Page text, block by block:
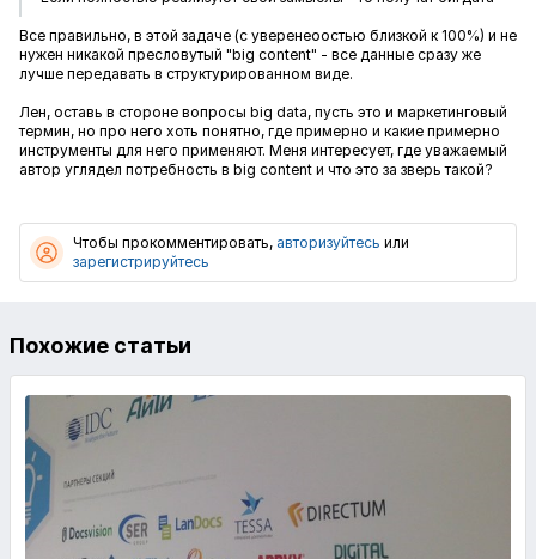
Все правильно, в этой задаче (с уверенеоостью близкой к 100%) и не
нужен никакой пресловутый "big content" - все данные сразу же
лучше передавать в структурированном виде.
Лен, оставь в стороне вопросы big data, пусть это и маркетинговый
термин, но про него хоть понятно, где примерно и какие примерно
инструменты для него применяют. Меня интересует, где уважаемый
автор углядел потребность в big content и что это за зверь такой?
Чтобы прокомментировать, авторизуйтесь или
зарегистрируйтесь
Похожие статьи